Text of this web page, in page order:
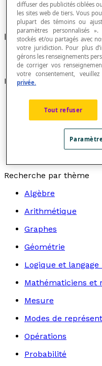
Résultat d'une
Exemples
Dans l'opération «
nombre 81 est la
Dans l'opération «
le nombre 5 est la
Recherche par thème
Algèbre
Arithmétique
Graphes
Géométrie
Logique et
Mathématiciens et
Mesure
Modes de
Opérations
Probabilité
diffuser des publicités ciblées
les sites web de tiers. Vous
plupart des témoins ou
paramètres personnalisés
stockés et/ou partagés avec
votre juridiction. Pour plus
gérons les renseignements
de corriger vos
votre consentement,
privée.
Tout refuser